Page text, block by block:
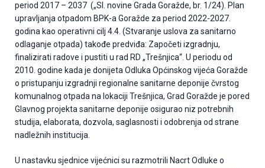
period 2017 – 2037 („Sl. novine Grada Goražde, br. 1/24). Plan
upravljanja otpadom BPK-a Goražde za period 2022-2027.
godina kao operativni cilj 4.4. (Stvaranje uslova za sanitarno
odlaganje otpada) takođe predviđa: Započeti izgradnju,
finalizirati radove i pustiti u rad RD „Trešnjica“. U periodu od
2010. godine kada je donijeta Odluka Općinskog vijeća Goražde
o pristupanju izgradnji regionalne sanitarne deponije čvrstog
komunalnog otpada na lokaciji Trešnjica, Grad Goražde je pored
Glavnog projekta sanitarne deponije osigurao niz potrebnih
studija, elaborata, dozvola, saglasnosti i odobrenja od strane
nadležnih institucija.
U nastavku sjednice vijećnici su razmotrili Nacrt Odluke o